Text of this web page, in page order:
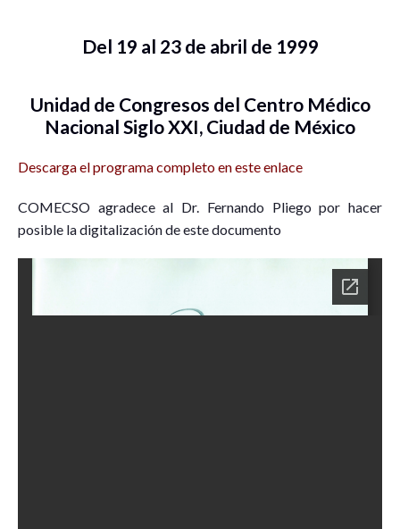
Del 19 al 23 de abril de 1999
Unidad de Congresos del Centro Médico
Nacional Siglo XXI, Ciudad de México
Descarga el programa completo en este enlace
COMECSO agradece al Dr. Fernando Pliego por hacer
posible la digitalización de este documento